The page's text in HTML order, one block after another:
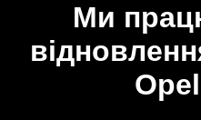
Ми